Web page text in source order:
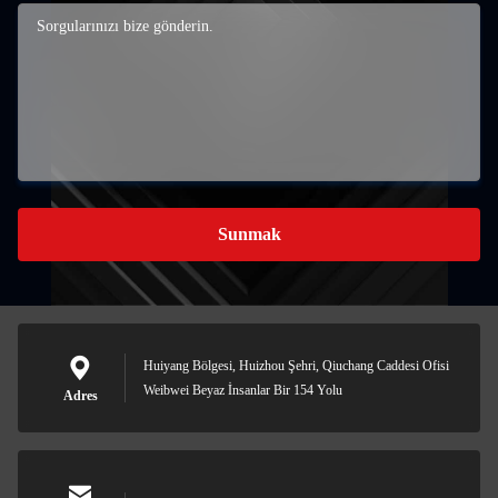
Sunmak
Adres
Huiyang Bölgesi, Huizhou Şehri, Qiuchang Caddesi Ofisi
Weibwei Beyaz İnsanlar Bir 154 Yolu